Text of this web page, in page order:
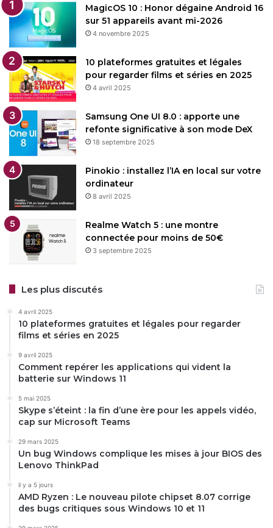
MagicOS 10 : Honor dégaine Android 16
sur 51 appareils avant mi-2026
4 novembre 2025
10 plateformes gratuites et légales
pour regarder films et séries en 2025
4 avril 2025
Samsung One UI 8.0 : apporte une
refonte significative à son mode DeX
18 septembre 2025
Pinokio : installez l’IA en local sur votre
ordinateur
8 avril 2025
Realme Watch 5 : une montre
connectée pour moins de 50€
3 septembre 2025
Les plus discutés
4 avril 2025
10 plateformes gratuites et légales pour regarder
films et séries en 2025
9 avril 2025
Comment repérer les applications qui vident la
batterie sur Windows 11
5 mai 2025
Skype s’éteint : la fin d’une ère pour les appels vidéo,
cap sur Microsoft Teams
29 mars 2025
Un bug Windows complique les mises à jour BIOS des
Lenovo ThinkPad
il y a 5 jours
AMD Ryzen : Le nouveau pilote chipset 8.07 corrige
des bugs critiques sous Windows 10 et 11